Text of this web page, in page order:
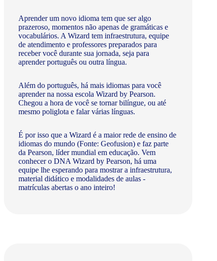
Aprender um novo idioma tem que ser algo
prazeroso, momentos não apenas de gramáticas e
vocabulários. A Wizard tem infraestrutura, equipe
de atendimento e professores preparados para
receber você durante sua jornada, seja para
aprender português ou outra língua.
Além do português, há mais idiomas para você
aprender na nossa escola Wizard by Pearson.
Chegou a hora de você se tornar bilíngue, ou até
mesmo poliglota e falar várias línguas.
É por isso que a Wizard é a maior rede de ensino de
idiomas do mundo (Fonte: Geofusion) e faz parte
da Pearson, líder mundial em educação. Vem
conhecer o DNA Wizard by Pearson, há uma
equipe lhe esperando para mostrar a infraestrutura,
material didático e modalidades de aulas -
matrículas abertas o ano inteiro!